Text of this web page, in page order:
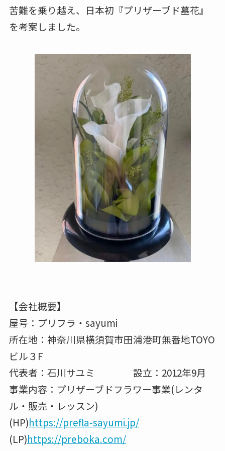
苦難を乗り越え、日本初『プリザーブド墓花』
を考案しました。
【会社概要】
屋号：プリフラ・sayumi
所在地：神奈川県横須賀市田浦港町無番地TOYO
ビル３F
代表者：石川サユミ 設立：2012年9月
事業内容：プリザーブドフラワー事業(レンタ
ル・販売・レッスン)
(HP)https://prefla-sayumi.jp/
(LP)https://preboka.com/